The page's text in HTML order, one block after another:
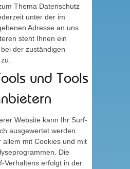
Thema Datenschutz
unter der im
Adresse an uns
steht Ihnen ein
der zuständigen
und Tools
Website kann Ihr Surf-
ausgewertet werden.
allem mit Cookies und mit
Die
Verhaltens erfolgt in der